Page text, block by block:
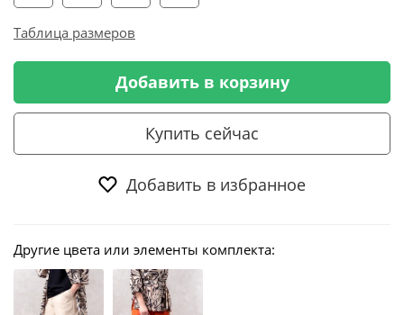
Таблица размеров
Добавить в корзину
Купить сейчас
Добавить в избранное
Другие цвета или элементы комплекта: